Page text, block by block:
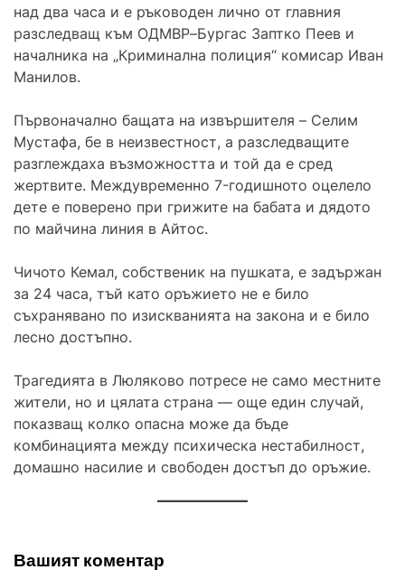
над два часа и е ръководен лично от главния
разследващ към ОДМВР–Бургас Заптко Пеев и
началника на „Криминална полиция“ комисар Иван
Манилов.
Първоначално бащата на извършителя – Селим
Мустафа, бе в неизвестност, а разследващите
разглеждаха възможността и той да е сред
жертвите. Междувременно 7-годишното оцелело
дете е поверено при грижите на бабата и дядото
по майчина линия в Айтос.
Чичото Кемал, собственик на пушката, е задържан
за 24 часа, тъй като оръжието не е било
съхранявано по изискванията на закона и е било
лесно достъпно.
Трагедията в Люляково потресе не само местните
жители, но и цялата страна — още един случай,
показващ колко опасна може да бъде
комбинацията между психическа нестабилност,
домашно насилие и свободен достъп до оръжие.
Вашият коментар